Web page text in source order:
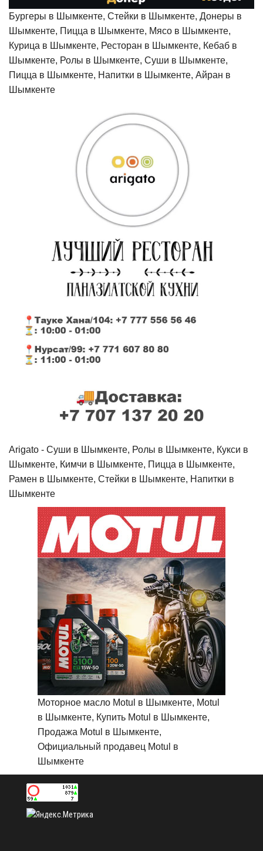
Бургеры в Шымкенте, Стейки в Шымкенте, Донеры в
Шымкенте, Пицца в Шымкенте, Мясо в Шымкенте,
Курица в Шымкенте, Ресторан в Шымкенте, Кебаб в
Шымкенте, Ролы в Шымкенте, Суши в Шымкенте,
Пицца в Шымкенте, Напитки в Шымкенте, Айран в
Шымкенте
Arigato - Cуши в Шымкенте, Ролы в Шымкенте, Кукси в
Шымкенте, Кимчи в Шымкенте, Пицца в Шымкенте,
Рамен в Шымкенте, Стейки в Шымкенте, Напитки в
Шымкенте
Моторное масло Motul в Шымкенте, Motul
в Шымкенте, Купить Motul в Шымкенте,
Продажа Motul в Шымкенте,
Официальный продавец Motul в
Шымкенте